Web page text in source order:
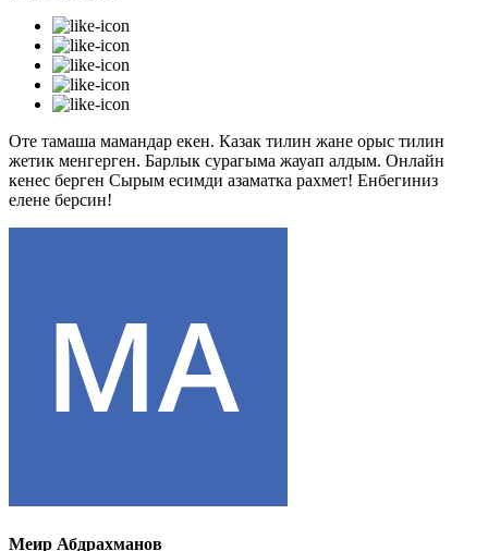
Оте тамаша мамандар екен. Казак тилин жане орыс тилин
жетик менгерген. Барлык сурагыма жауап алдым. Онлайн
кенес берген Сырым есимди азаматка рахмет! Енбегиниз
елене берсин!
Меир Абдрахманов